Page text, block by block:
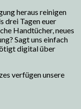
heraus reinigen
drei Tagen euer
Handtücher, neues
Sagt uns einfach
digital über
verfügen unsere